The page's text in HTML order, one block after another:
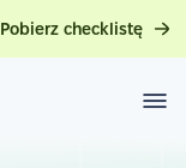
Pobierz checklistę